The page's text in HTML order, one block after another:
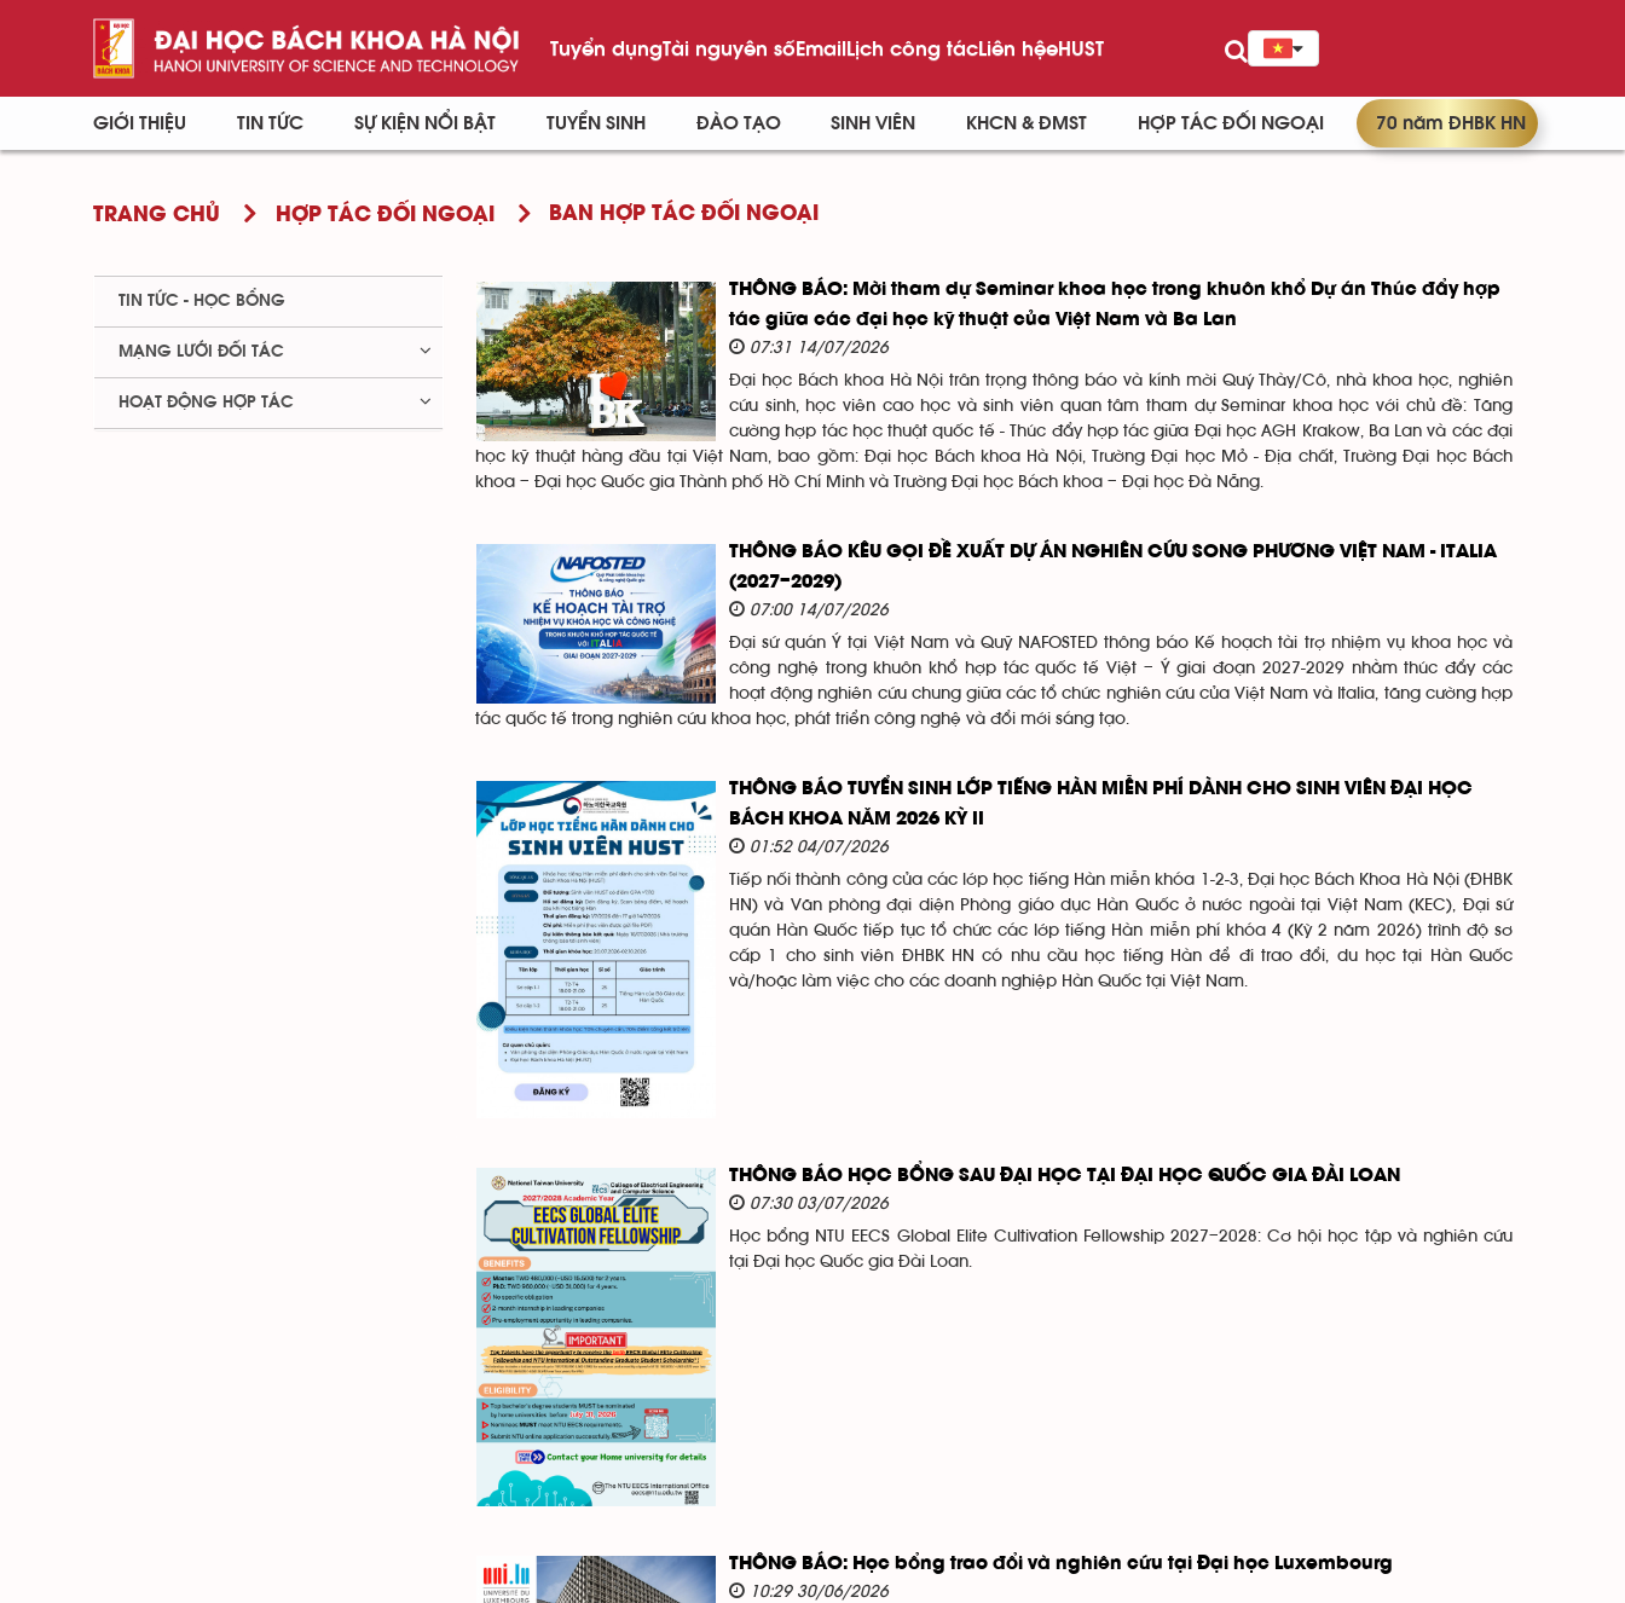
Tuyển dụngTài nguyên sốEmailLịch công tácLiên hệeHUST
GIỚI THIỆU TIN TỨC SỰ KIỆN NỔI BẬT TUYỂN SINH ĐÀO TẠO SINH VIÊN KHCN & ĐMST HỢP TÁC ĐỐI NGOẠI 70 năm ĐHBK HN
TRANG CHỦ HỢP TÁC ĐỐI NGOẠI BAN HỢP TÁC ĐỐI NGOẠI
THÔNG BÁO: Mời tham dự Seminar khoa học trong khuôn khổ Dự án Thúc đẩy hợp
tác giữa các đại học kỹ thuật của Việt Nam và Ba Lan
07:31 14/07/2026
Đại học Bách khoa Hà Nội trân trọng thông báo và kính mời Quý Thày/Cô, nhà khoa học, nghiên
cứu sinh, học viên cao học và sinh viên quan tâm tham dự Seminar khoa học với chủ đề: Tăng
cường hợp tác học thuật quốc tế - Thúc đẩy hợp tác giữa Đại học AGH Krakow, Ba Lan và các đại
học kỹ thuật hàng đầu tại Việt Nam, bao gồm: Đại học Bách khoa Hà Nội, Trường Đại học Mỏ - Địa chất, Trường Đại học Bách
khoa – Đại học Quốc gia Thành phố Hồ Chí Minh và Trường Đại học Bách khoa – Đại học Đà Nẵng.
THÔNG BÁO KÊU GỌI ĐỀ XUẤT DỰ ÁN NGHIÊN CỨU SONG PHƯƠNG VIỆT NAM - ITALIA
(2027–2029)
07:00 14/07/2026
Đại sứ quán Ý tại Việt Nam và Quỹ NAFOSTED thông báo Kế hoạch tài trợ nhiệm vụ khoa học và
công nghệ trong khuôn khổ hợp tác quốc tế Việt – Ý giai đoạn 2027-2029 nhằm thúc đẩy các
hoạt động nghiên cứu chung giữa các tổ chức nghiên cứu của Việt Nam và Italia, tăng cường hợp
tác quốc tế trong nghiên cứu khoa học, phát triển công nghệ và đổi mới sáng tạo.
THÔNG BÁO TUYỂN SINH LỚP TIẾNG HÀN MIỄN PHÍ DÀNH CHO SINH VIÊN ĐẠI HỌC
BÁCH KHOA NĂM 2026 KỲ II
01:52 04/07/2026
Tiếp nối thành công của các lớp học tiếng Hàn miễn khóa 1-2-3, Đại học Bách Khoa Hà Nội (ĐHBK
HN) và Văn phòng đại diện Phòng giáo dục Hàn Quốc ở nước ngoài tại Việt Nam (KEC), Đại sứ
quán Hàn Quốc tiếp tục tổ chức các lớp tiếng Hàn miễn phí khóa 4 (Kỳ 2 năm 2026) trình độ sơ
cấp 1 cho sinh viên ĐHBK HN có nhu cầu học tiếng Hàn để đi trao đổi, du học tại Hàn Quốc
và/hoặc làm việc cho các doanh nghiệp Hàn Quốc tại Việt Nam.
THÔNG BÁO HỌC BỔNG SAU ĐẠI HỌC TẠI ĐẠI HỌC QUỐC GIA ĐÀI LOAN
07:30 03/07/2026
Học bổng NTU EECS Global Elite Cultivation Fellowship 2027–2028: Cơ hội học tập và nghiên cứu
tại Đại học Quốc gia Đài Loan.
THÔNG BÁO: Học bổng trao đổi và nghiên cứu tại Đại học Luxembourg
10:29 30/06/2026
TIN TỨC - HỌC BỔNG
MẠNG LƯỚI ĐỐI TÁC
HOẠT ĐỘNG HỢP TÁC